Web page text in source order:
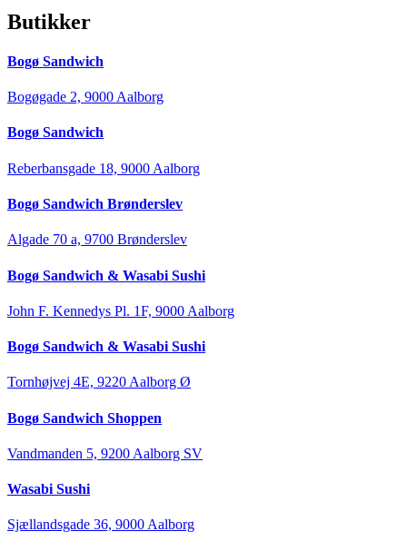
Butikker
Bogø Sandwich
Bogøgade 2, 9000 Aalborg
Bogø Sandwich
Reberbansgade 18, 9000 Aalborg
Bogø Sandwich Brønderslev
Algade 70 a, 9700 Brønderslev
Bogø Sandwich & Wasabi Sushi
John F. Kennedys Pl. 1F, 9000 Aalborg
Bogø Sandwich & Wasabi Sushi
Tornhøjvej 4E, 9220 Aalborg Ø
Bogø Sandwich Shoppen
Vandmanden 5, 9200 Aalborg SV
Wasabi Sushi
Sjællandsgade 36, 9000 Aalborg